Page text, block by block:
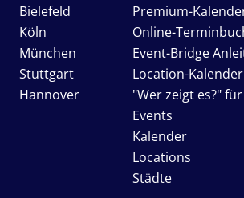
Bielefeld
Köln
München
Stuttgart
Hannover
Premium-
Online-
Event-Bridge
Location-Kalender
"Wer zeigt es?"
Events
Kalender
Locations
Städte